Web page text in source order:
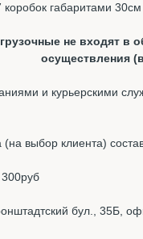
коробок габаритами
не входят в
осуществления
и курьерскими
выбор клиента)
бул., 35Б,